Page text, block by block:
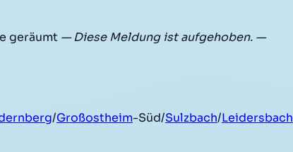
geräumt — Diese Meldung ist aufgehoben. —
/Großostheim-Süd/Sulzbach/Leidersbach